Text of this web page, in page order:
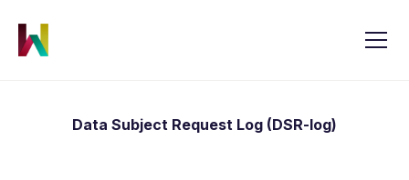
Data Subject Request Log (DSR-log)